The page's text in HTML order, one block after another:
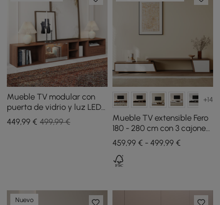
Mueble TV modular con
puerta de vidrio y luz LED
de 240 cm en color nogal
449,99 € 499,99 €
+14
Mueble TV extensible Fero
180 - 280 cm con 3 cajones
- blanco y nogal
459,99 € - 499,99 €
Nuevo